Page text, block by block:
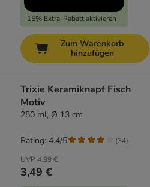
-15% Extra-Rabatt aktivieren
Zum Warenkorb
hinzufügen
Trixie Keramiknapf Fisch
Motiv
250 ml, Ø 13 cm
UVP 4,99 €
3,49 €
Rating: 4.4/5 (34)